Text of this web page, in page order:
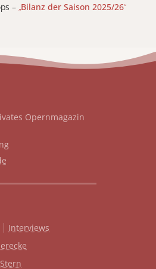
– „Bilanz der Saison 2025/26“
Opernmagazin
Interviews